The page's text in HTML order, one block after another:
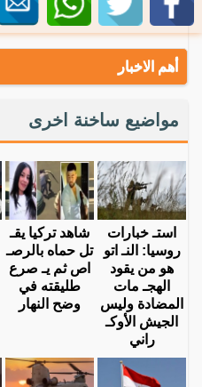
أهم الاخبار
مواضيع ساخنة اخرى
استـ خبارات
روسيا: النـ اتو
هو من يقود
الهجـ مات
المضادة وليس
الجيش الأوكـ
راني
شاهد تركيا يقـ
تل حماه بالرصـ
اص ثم يـ صرع
طليقته في
وضح النهار